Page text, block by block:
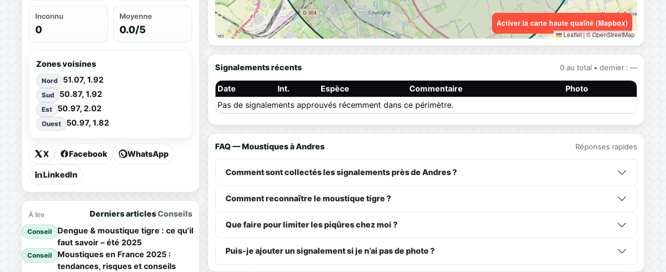
Inconnu
0
Moyenne
0.0/5
Zones voisines
Nord 51.07, 1.92
Sud 50.87, 1.92
Est 50.97, 2.02
Ouest 50.97, 1.82
X Facebook WhatsApp
LinkedIn
À lire Derniers articlesConseils
Conseil
Dengue & moustique tigre : ce qu’il
faut savoir – été 2025
Conseil
Moustiques en France 2025 :
tendances, risques et conseils
Leaflet|© OpenStreetMap
Activer la carte haute qualité (Mapbox)
Signalements récents 0 au total • dernier : —
Date Int. Espèce Commentaire
Photo
Pas de signalements approuvés récemment dans ce périmètre.
FAQ — Moustiques à Andres Réponses rapides
Comment sont collectés les signalements près de Andres ?
Comment reconnaître le moustique tigre ?
Que faire pour limiter les piqûres chez moi ?
Puis-je ajouter un signalement si je n’ai pas de photo ?